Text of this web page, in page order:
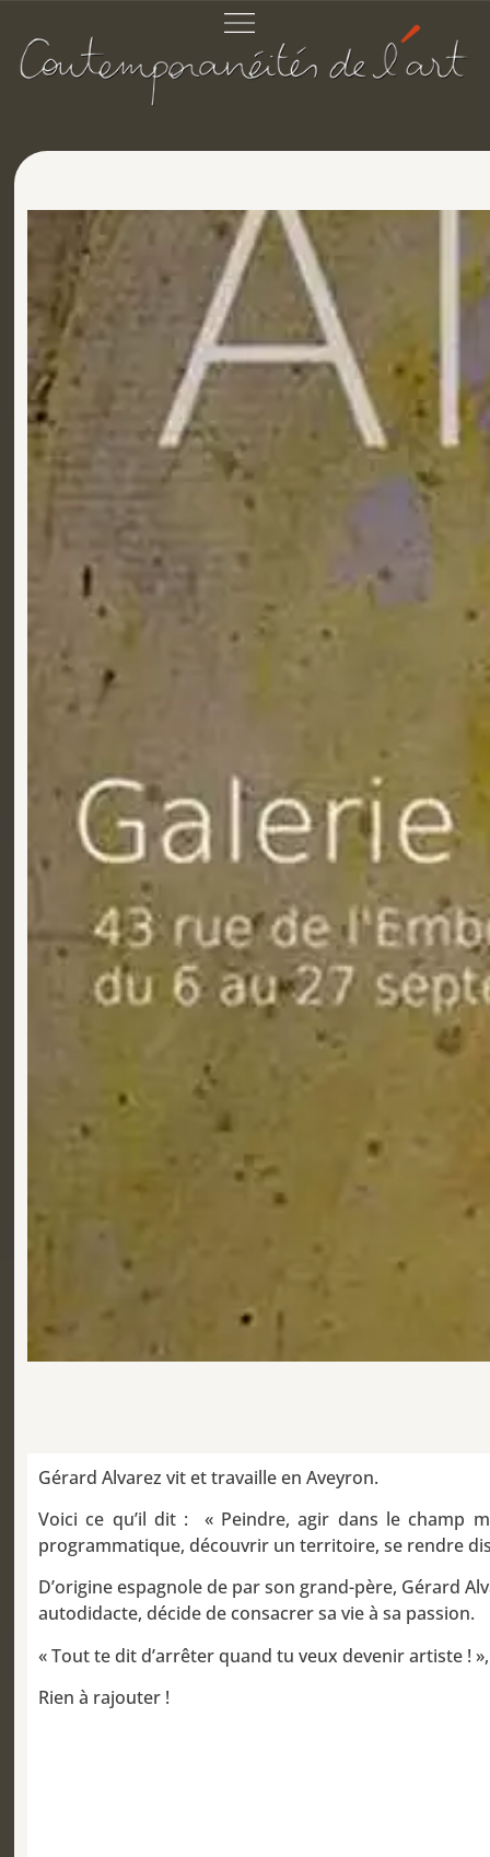
Gérard Alvarez vit et travaille en Aveyron.
Voici ce qu’il dit : « Peindre, agir dans le champ
programmatique, découvrir un territoire, se rendre
D’origine espagnole de par son grand-père, Gérard
autodidacte, décide de consacrer sa vie à sa passion.
« Tout te dit d’arrêter quand tu veux devenir artiste !
Rien à rajouter !